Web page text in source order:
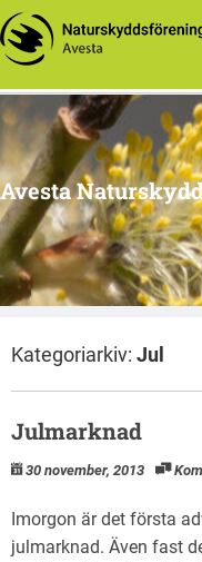
Avesta
Kategoriarkiv: Jul
Julmarknad
30 november, 2013
Imorgon är det första
julmarknad. Även fast